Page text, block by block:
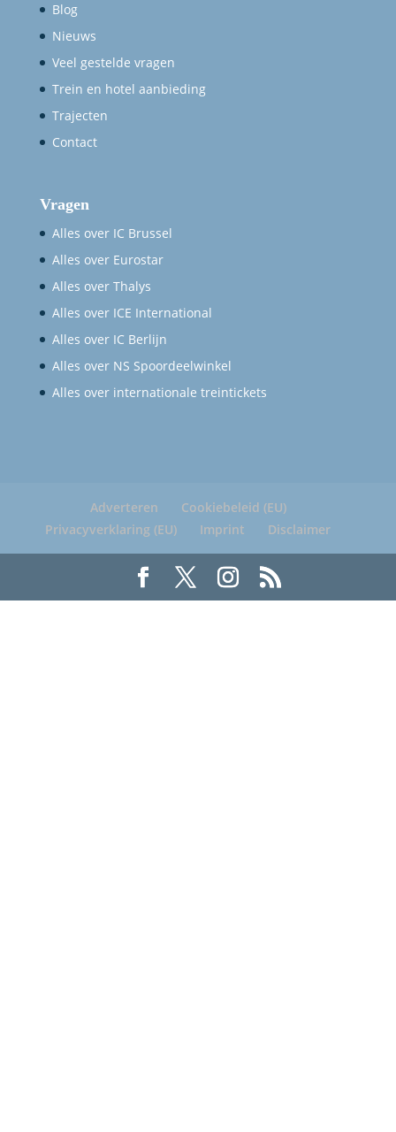
Blog
Nieuws
Veel gestelde vragen
Trein en hotel aanbieding
Trajecten
Contact
Vragen
Alles over IC Brussel
Alles over Eurostar
Alles over Thalys
Alles over ICE International
Alles over IC Berlijn
Alles over NS Spoordeelwinkel
Alles over internationale treintickets
Adverteren
Cookiebeleid (EU)
Privacyverklaring (EU)
Imprint Disclaimer